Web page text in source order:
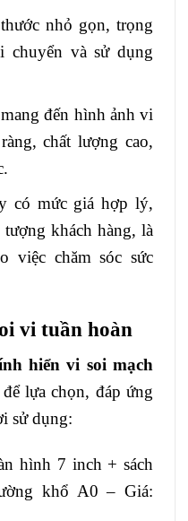
nhỏ gọn, trọng
chuyển và sử dụng
đến hình ảnh vi
chất lượng cao,
có mức giá hợp lý,
khách hàng, là
việc chăm sóc sức
vi tuần hoàn
hiển vi soi mạch
lựa chọn, đáp ứng
sử dụng:
hình 7 inch + sách
khổ A0 – Giá: